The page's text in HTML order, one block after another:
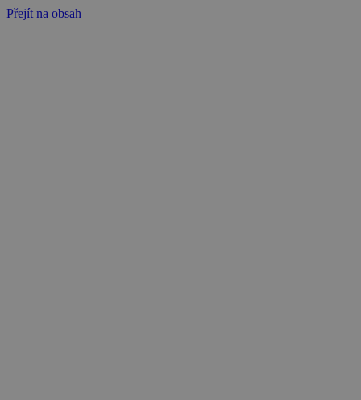
Přejít na obsah